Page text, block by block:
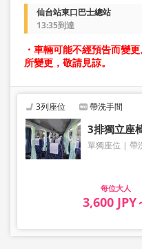
仙台站東口巴士總站
13:35到達
・車輛可能不經預告而變
所變更，敬請見諒。
3列座位 帶洗手間
3排獨立座
單獨座位 帶
大人
3,600 JPY